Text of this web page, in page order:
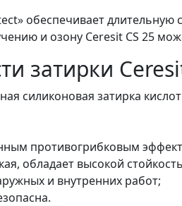
обеспечивает длительную
и озону Ceresit CS 25
затирки
силиконовая затирка
противогрибковым
обладает высокой
и внутренних работ;